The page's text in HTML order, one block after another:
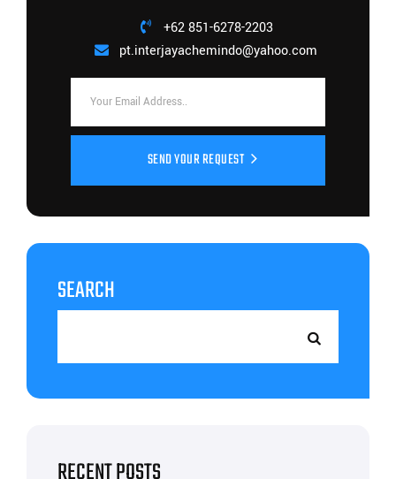
+62 851-6278-2203
pt.interjayachemindo@yahoo.com
SEND YOUR REQUEST
SEARCH